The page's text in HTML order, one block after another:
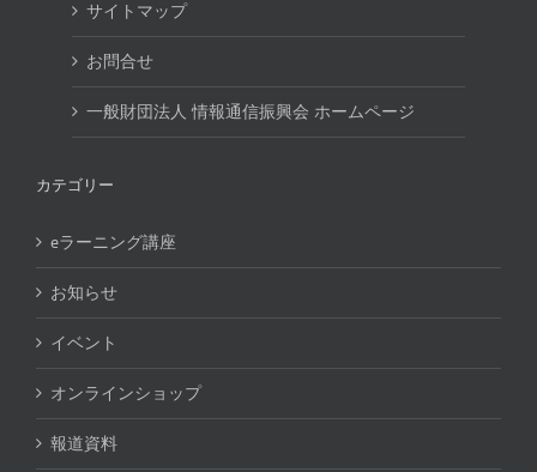
サイトマップ
お問合せ
一般財団法人 情報通信振興会 ホームページ
カテゴリー
eラーニング講座
お知らせ
イベント
オンラインショップ
報道資料